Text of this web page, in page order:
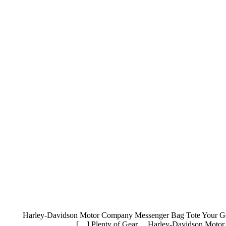
Harley-Davidson Motor Company Messenger Bag Tote Your
Plenty of Gear… Harley-Davidson Motor